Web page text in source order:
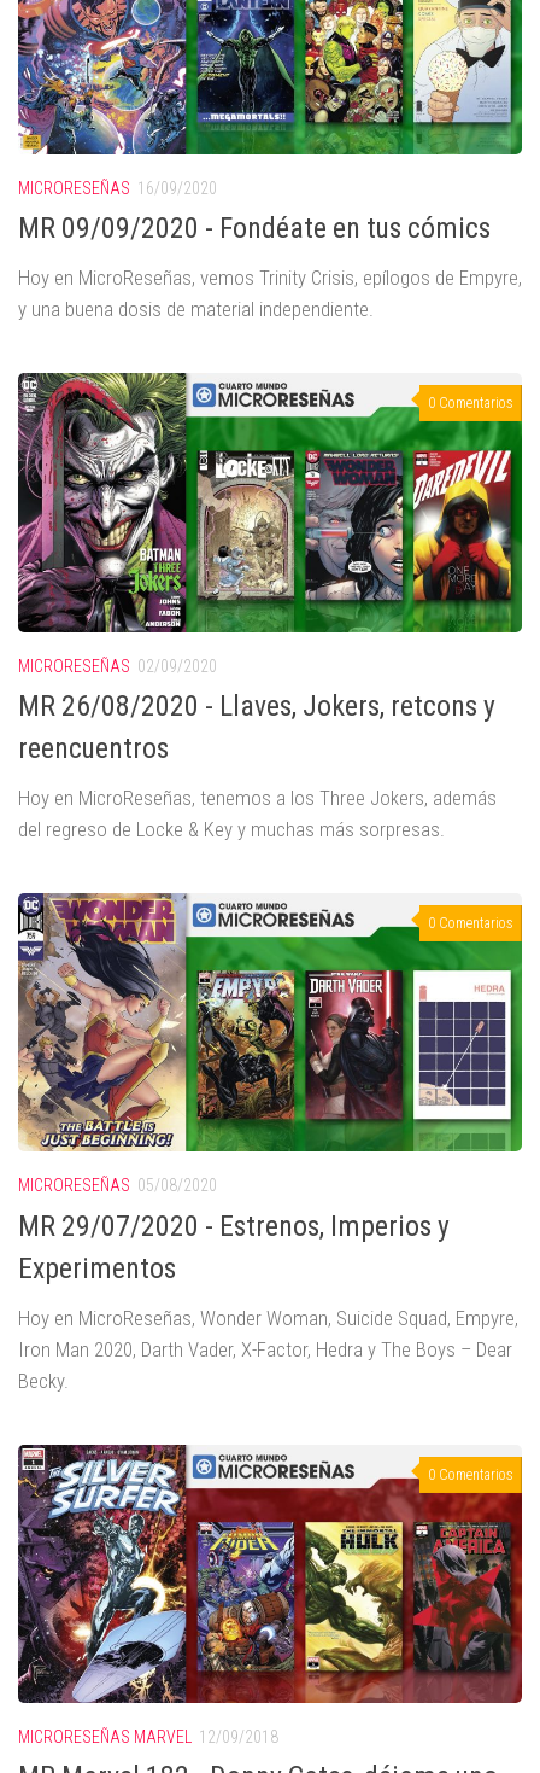
MICRORESEÑAS 16/09/2020
MR 09/09/2020 - Fondéate en tus cómics
Hoy en MicroReseñas, vemos Trinity Crisis, epílogos de Empyre,
y una buena dosis de material independiente.
0 Comentarios
MICRORESEÑAS 02/09/2020
MR 26/08/2020 - Llaves, Jokers, retcons y
reencuentros
Hoy en MicroReseñas, tenemos a los Three Jokers, además
del regreso de Locke & Key y muchas más sorpresas.
0 Comentarios
MICRORESEÑAS 05/08/2020
MR 29/07/2020 - Estrenos, Imperios y
Experimentos
Hoy en MicroReseñas, Wonder Woman, Suicide Squad, Empyre,
Iron Man 2020, Darth Vader, X-Factor, Hedra y The Boys – Dear
Becky.
0 Comentarios
MICRORESEÑAS MARVEL 12/09/2018